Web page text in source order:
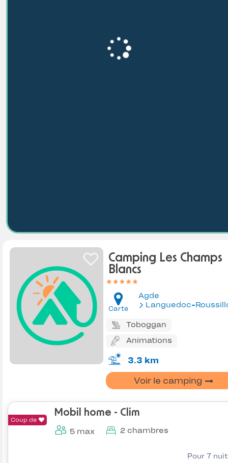
Camping Les Champs
Blancs
Carte
Agde
Languedoc-
Toboggan
Animations
3.3 km
Voir le camping
Coup de
Mobil home - Clim
5 max 2 chambres
Pour 7